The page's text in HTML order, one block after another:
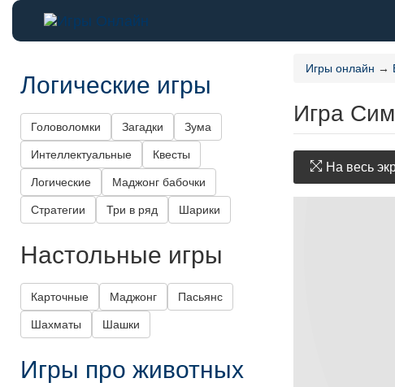
Игры онлайн →
Игра
На весь
Логические игры
Головоломки Загадки Зума
Интеллектуальные Квесты
Логические Маджонг бабочки
Стратегии Три в ряд Шарики
Настольные игры
Карточные Маджонг Пасьянс
Шахматы Шашки
Игры про животных